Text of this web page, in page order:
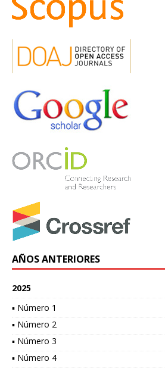
AÑOS ANTERIORES
2025
▪ Número 1
▪ Número 2
▪ Número 3
▪ Número 4